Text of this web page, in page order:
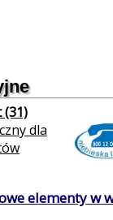
(31)
dla
elementy w